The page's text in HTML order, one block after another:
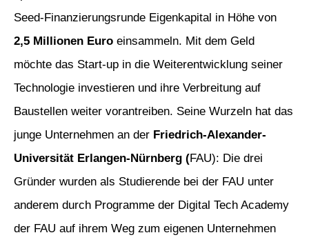
Seed-Finanzierungsrunde Eigenkapital in Höhe von
2,5 Millionen Euro einsammeln. Mit dem Geld
möchte das Start-up in die Weiterentwicklung seiner
Technologie investieren und ihre Verbreitung auf
Baustellen weiter vorantreiben. Seine Wurzeln hat das
junge Unternehmen an der Friedrich-Alexander-
Universität Erlangen-Nürnberg (FAU): Die drei
Gründer wurden als Studierende bei der FAU unter
anderem durch Programme der Digital Tech Academy
der FAU auf ihrem Weg zum eigenen Unternehmen